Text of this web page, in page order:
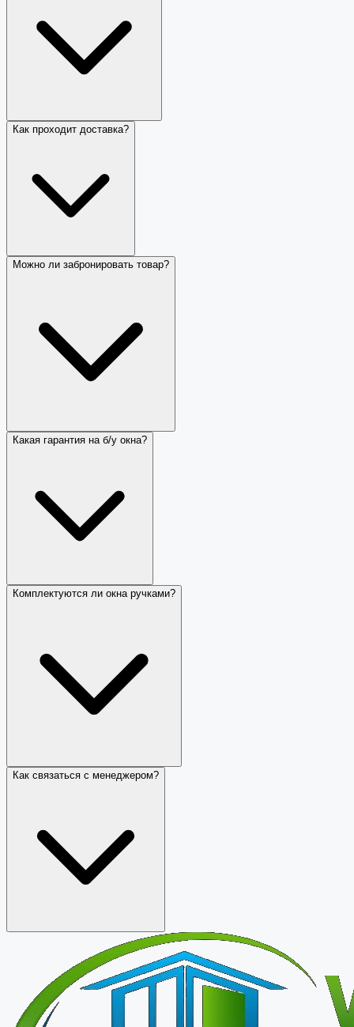
Как проходит доставка?
Можно ли забронировать товар?
Какая гарантия на б/у окна?
Комплектуются ли окна ручками?
Как связаться с менеджером?